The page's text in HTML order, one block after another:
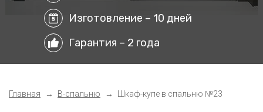
Изготовление – 10 дней
Гарантия – 2 года
Главная В-спальню Шкаф-купе в спальню №23